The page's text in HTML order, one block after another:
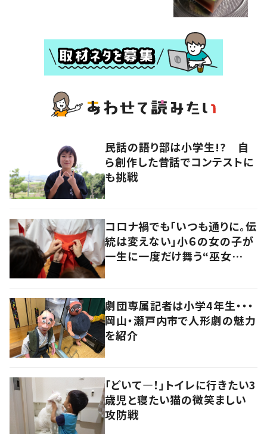
民話の語り部は小学生!? 自
ら創作した昔話でコンテストに
も挑戦
コロナ禍でも「いつも通りに。伝
統は変えない」小６の女の子が
一生に一度だけ舞う“巫女
劇団専属記者は小学4年生・・・
岡山・瀬戸内市で人形劇の魅力
を紹介
「どいて―！」トイレに行きたい3
歳児と寝たい猫の微笑ましい
攻防戦